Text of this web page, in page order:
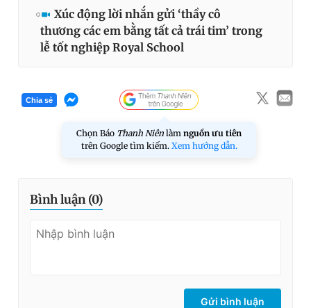
Xúc động lời nhắn gửi ‘thầy cô
thương các em bằng tất cả trái tim’ trong
lễ tốt nghiệp Royal School
Chia sẻ
Chọn Báo Thanh Niên làm nguồn ưu tiên
trên Google tìm kiếm. Xem hướng dẫn.
Bình luận (0)
Gửi bình luận